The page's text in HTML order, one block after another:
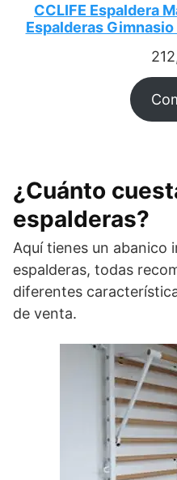
CCLIFE Espaldera
Espalderas
¿Cuánto
espalderas?
Aquí tienes un abanico
espalderas, todas
diferentes
de venta.